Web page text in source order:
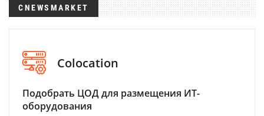
CNEWSMARKET
Colocation
Подобрать ЦОД для размещения ИТ-
оборудования